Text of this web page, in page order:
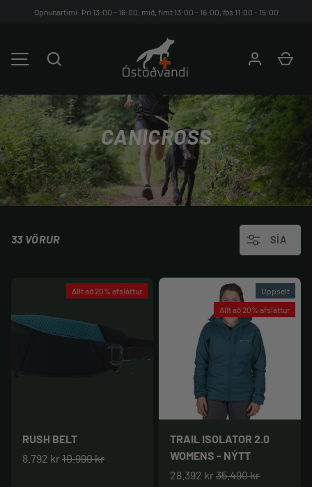
Opnunartími: Þri 13:00 - 16:00, mið, fimt 13:00 - 16:00, fös 11:00 - 15:00
CANICROSS
33 VÖRUR SÍA
Allt að 20% afsláttur
RUSH BELT
8.792 kr10.990 kr
Uppselt
Allt að 20% afsláttur
TRAIL ISOLATOR 2.0
WOMENS - NÝTT
28.392 kr35.490 kr